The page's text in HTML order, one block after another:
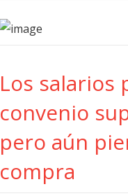
Los salarios
convenio
pero aún
compra